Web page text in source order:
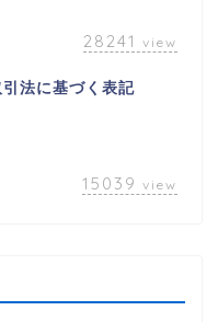
28241 view
法に基づく表記
15039 view